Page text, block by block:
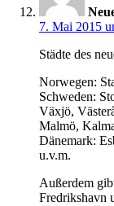
7. Mai 2015
Städte des
Norwegen:
Schweden:
Växjö,
Malmö,
Dänemark:
u.v.m.
Außerdem
Fredrikshavn